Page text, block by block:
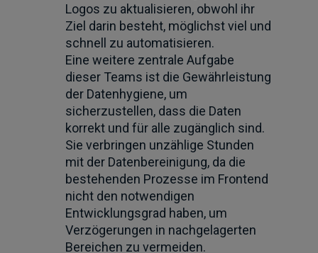
Logos zu aktualisieren, obwohl ihr
Ziel darin besteht, möglichst viel und
schnell zu automatisieren.
Eine weitere zentrale Aufgabe
dieser Teams ist die Gewährleistung
der Datenhygiene, um
sicherzustellen, dass die Daten
korrekt und für alle zugänglich sind.
Sie verbringen unzählige Stunden
mit der Datenbereinigung, da die
bestehenden Prozesse im Frontend
nicht den notwendigen
Entwicklungsgrad haben, um
Verzögerungen in nachgelagerten
Bereichen zu vermeiden.